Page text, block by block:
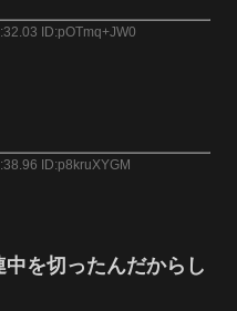
ID:pOTmq+JW0
ID:p8kruXYGM
を切ったんだからし